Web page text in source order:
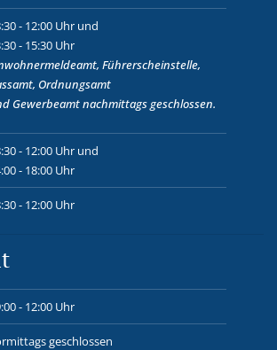
- 12:00 Uhr und
- 15:30 Uhr
Führerscheinstelle,
Ordnungsamt
Gewerbeamtnachmittags geschlossen.
- 12:00 Uhr und
- 18:00 Uhr
- 12:00 Uhr
- 12:00 Uhr
geschlossen